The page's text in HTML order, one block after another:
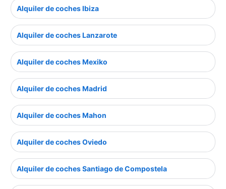
Alquiler de coches Ibiza
Alquiler de coches Lanzarote
Alquiler de coches Mexiko
Alquiler de coches Madrid
Alquiler de coches Mahon
Alquiler de coches Oviedo
Alquiler de coches Santiago de Compostela